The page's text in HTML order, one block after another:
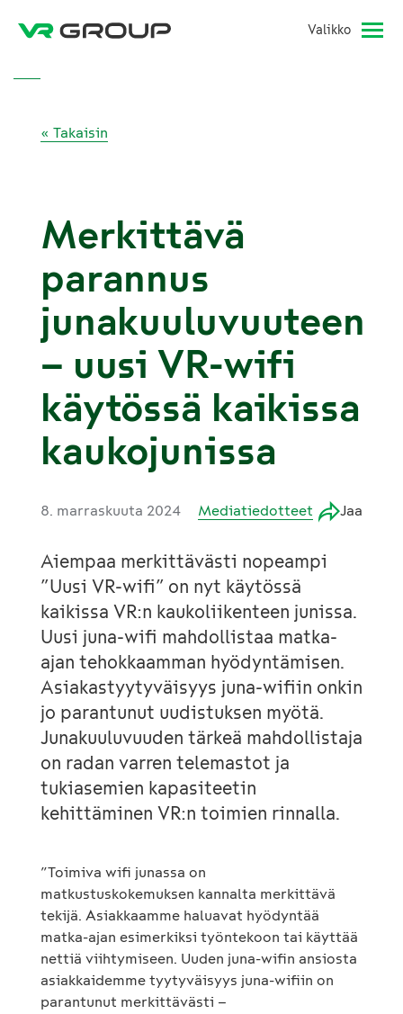
Valikko
« Takaisin
Merkittävä
parannus
junakuuluvuuteen
– uusi VR-wifi
käytössä kaikissa
kaukojunissa
8. marraskuuta 2024 Mediatiedotteet Jaa
Aiempaa merkittävästi nopeampi
”Uusi VR-wifi” on nyt käytössä
kaikissa VR:n kaukoliikenteen junissa.
Uusi juna-wifi mahdollistaa matka-
ajan tehokkaamman hyödyntämisen.
Asiakastyytyväisyys juna-wifiin onkin
jo parantunut uudistuksen myötä.
Junakuuluvuuden tärkeä mahdollistaja
on radan varren telemastot ja
tukiasemien kapasiteetin
kehittäminen VR:n toimien rinnalla.
”Toimiva wifi junassa on
matkustuskokemuksen kannalta merkittävä
tekijä. Asiakkaamme haluavat hyödyntää
matka-ajan esimerkiksi työntekoon tai käyttää
nettiä viihtymiseen. Uuden juna-wifin ansiosta
asiakkaidemme tyytyväisyys juna-wifiin on
parantunut merkittävästi –